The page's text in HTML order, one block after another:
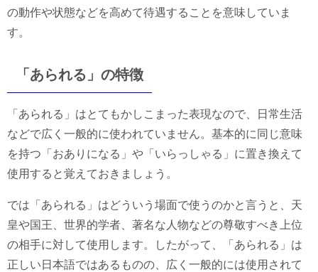
の動作や状態などを高めて待遇することを意味していま
す。
「あられる」の特徴
「あられる」はとてもかしこまった表現なので、日常生活
などで広く一般的に使われていません。基本的に同じ意味
を持つ「おありになる」や「いらっしゃる」に置き換えて
使用すると覚えておきましょう。
では「あられる」はどういう場面で使うのかと言うと、天
皇や国王、世界的学者、著名な人物などの尊敬すべき上位
の相手に対して使用します。したがって、「あられる」は
正しい日本語ではあるものの、広く一般的には使用されて